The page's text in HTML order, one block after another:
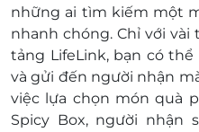
Cần Thơ
L3-06, Tầng L3, TTTM
Hậu Giang, Số 1 Đường 3
Phường Vị Tân, Hậu Giang
Tây Ninh
L3-5-6 Vincom Plaza, 444
những ai tìm kiếm một
nhanh chóng. Chỉ với
tảng LifeLink, bạn có
và gửi đến người nhận
việc lựa chọn món quà
Spicy Box, người nhận